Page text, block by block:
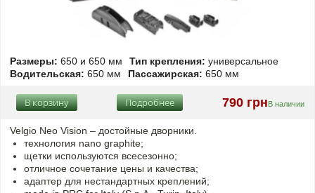
Размеры: 650 и 650 мм Тип крепления: универсальное
Водительская: 650 мм Пассажирская: 650 мм
790 грнВ наличии
Подробнее
В корзину
Velgio Neo Vision – достойные дворники.
технология nano graphite;
щетки используются всесезонно;
отличное сочетание цены и качества;
адаптер для нестандартных креплений;